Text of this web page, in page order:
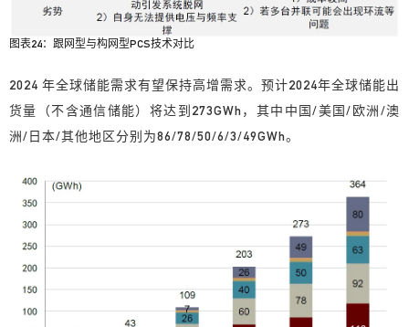
图表24：跟网型与构网型PCS技术对比
2024 年全球储能需求有望保持高增需求。预计2024年全球储能出
货量（不含通信储能）将达到273GWh，其中中国/美国/欧洲/澳
洲/日本/其他地区分别为86/78/50/6/3/49GWh。